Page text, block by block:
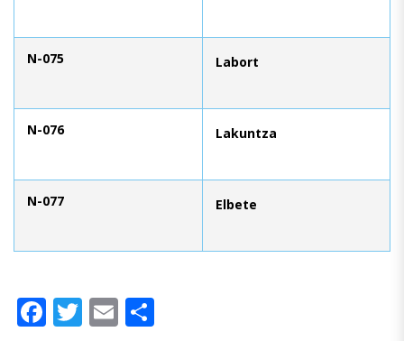
N-075 Labort
N-076 Lakuntza
N-077 Elbete
Facebook
Twitter
Email